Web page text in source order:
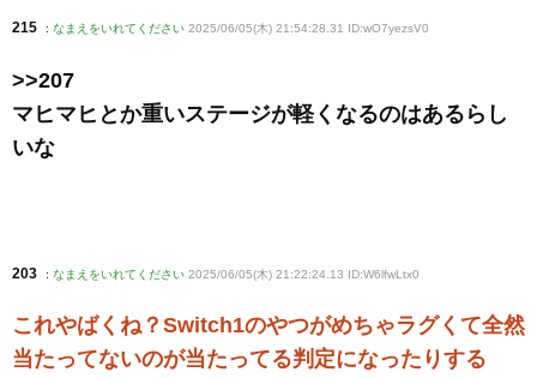
215 : なまえをいれてください 2025/06/05(木) 21:54:28.31 ID:wO7yezsV0
>>207
マヒマヒとか重いステージが軽くなるのはあるらし
いな
203 : なまえをいれてください 2025/06/05(木) 21:22:24.13 ID:W6lfwLtx0
これやばくね？Switch1のやつがめちゃラグくて全然
当たってないのが当たってる判定になったりする